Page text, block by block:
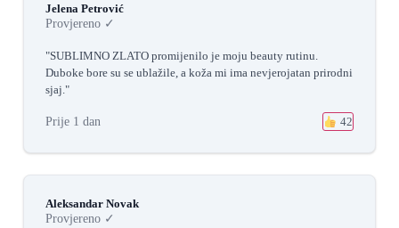
Jelena Petrović
Provjereno ✓
"SUBLIMNO ZLATO promijenilo je moju beauty rutinu.
Duboke bore su se ublažile, a koža mi ima nevjerojatan prirodni
sjaj."
Prije 1 dan 42
Aleksandar Novak
Provjereno ✓